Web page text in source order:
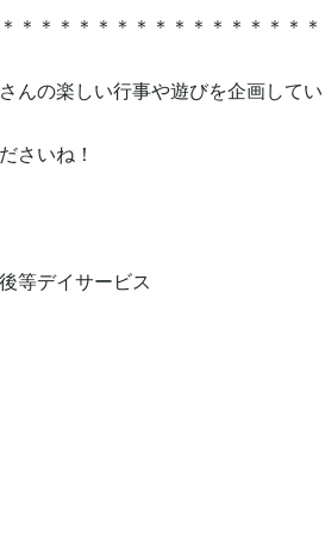
＊＊＊＊＊＊＊＊＊＊＊＊＊＊＊＊
んの楽しい行事や遊びを企画してい
さいね！
等デイサービス